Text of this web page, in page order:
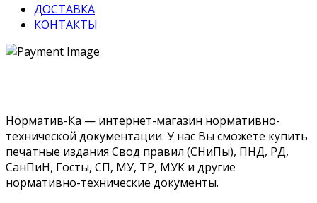
ДОСТАВКА
КОНТАКТЫ
Норматив-Ка — интернет-магазин нормативно-
технической документации. У нас Вы сможете купить
печатные издания Свод правил (СНиПы), ПНД, РД,
СанПиН, Госты, СП, МУ, ТР, МУК и другие
нормативно-технические документы.